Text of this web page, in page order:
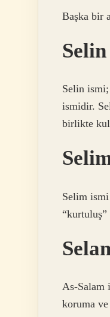
Başka bir
Selin
ismidir.
birlikte
Selim ismi
“kurtuluş”
As-Salam
koruma ve